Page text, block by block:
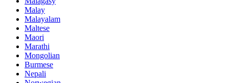
Malay
Malayalam
Maltese
Maori
Marathi
Mongolian
Burmese
Nepali